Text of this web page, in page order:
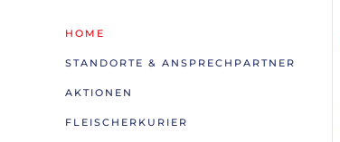
HOME
STANDORTE & ANSPRECHPARTNER
AKTIONEN
FLEISCHERKURIER